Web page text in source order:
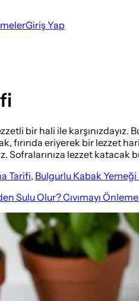
Giriş Yap
bir hali ile
fırında eriyerek bir lezzet
lezzet katacak
Tarifi, Bulgurlu Kabak Yemeği
Sulu Olur? Cıvımayı